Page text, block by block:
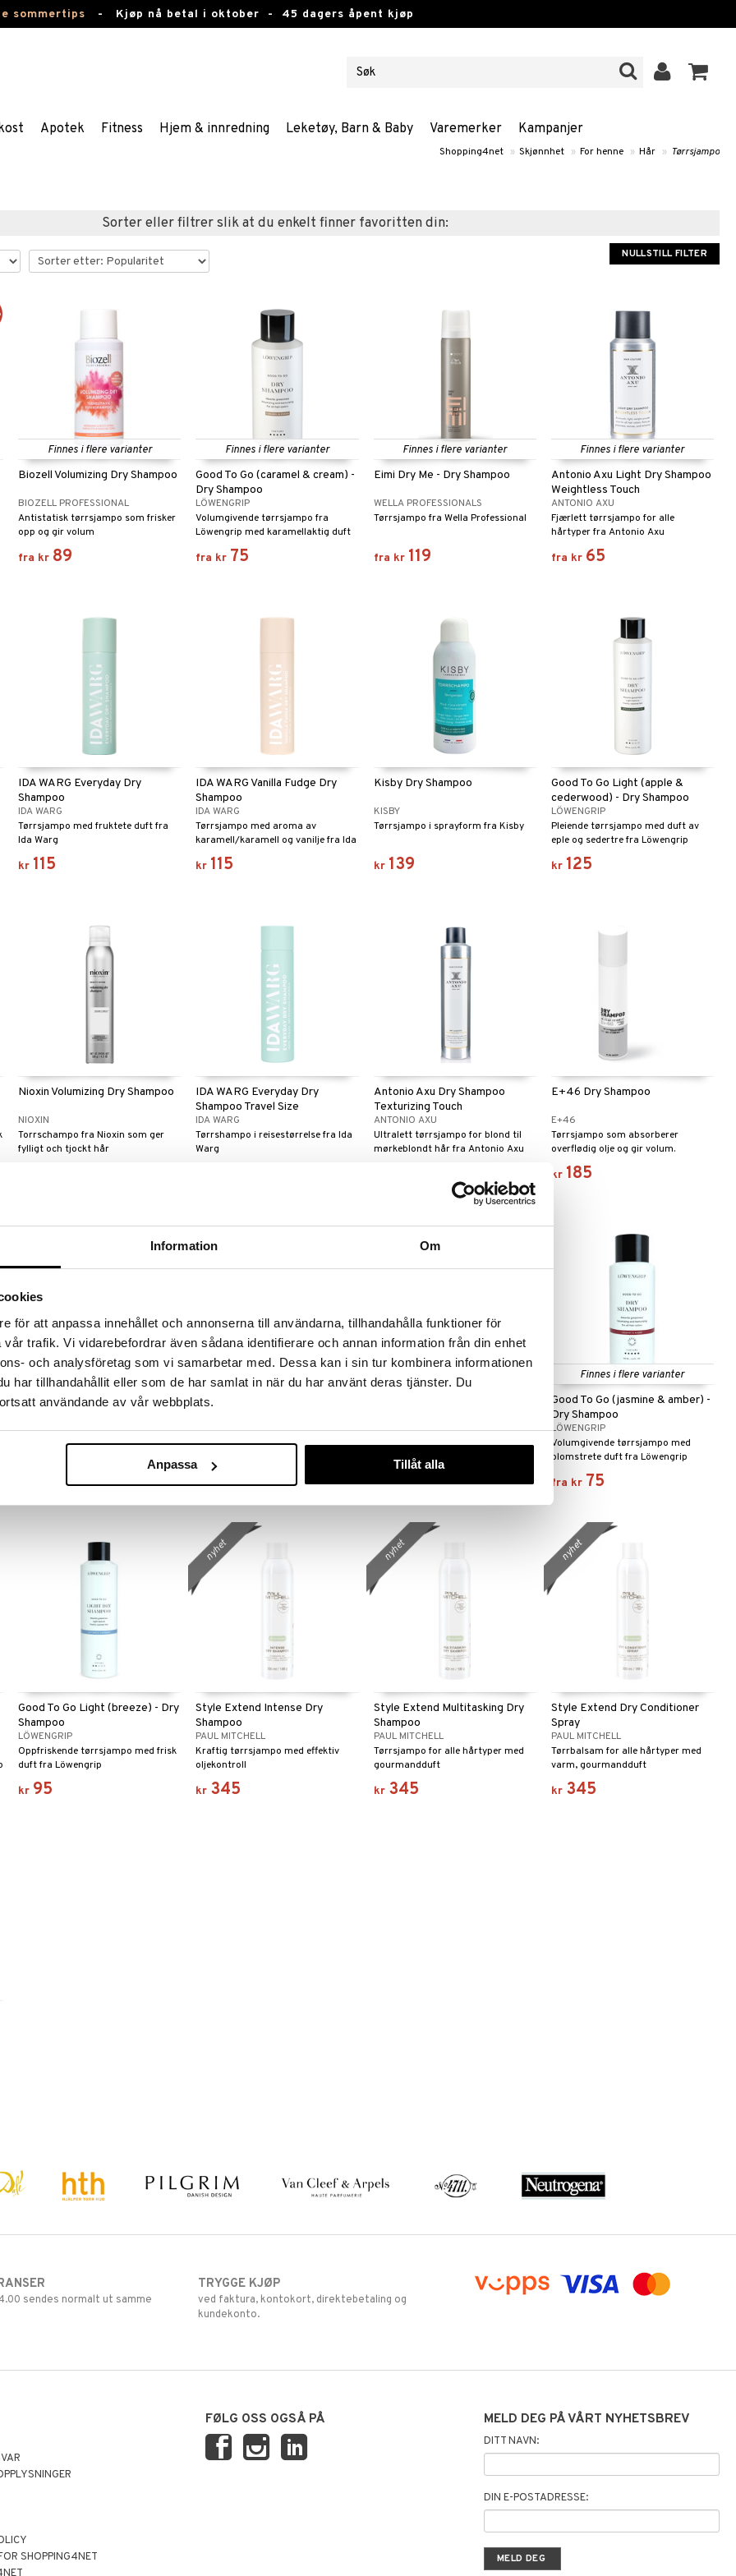
Information Om
för att anpassa innehållet och annonserna till användarna, tillhandahålla funktioner för
trafik. Vi vidarebefordrar även sådana identifierare och annan information från din enhet
och analysföretag som vi samarbetar med. Dessa kan i sin tur kombinera informationen
har tillhandahållit eller som de har samlat in när du har använt deras tjänster. Du
användande av vår webbplats.
Anpassa Tillåt alla
sommertips - Kjøp nå betal i oktober - 45 dagers åpent kjøp
Apotek Fitness Hjem & innredning Leketøy, Barn & Baby Varemerker Kampanjer
Shopping4net » Skjønnhet » For henne » Hår » Tørrsjampo
Sorter eller filtrer slik at du enkelt finner favoritten din:
NULLSTILL FILTER
Finnes i flere varianter
Biozell Volumizing Dry Shampoo
BIOZELL PROFESSIONAL
Antistatisk tørrsjampo som frisker
opp og gir volum
fra kr 89
Finnes i flere varianter
Good To Go (caramel & cream) -
Dry Shampoo
LÖWENGRIP
Volumgivende tørrsjampo fra
Löwengrip med karamellaktig duft
fra kr 75
Finnes i flere varianter
Eimi Dry Me - Dry Shampoo
WELLA PROFESSIONALS
Tørrsjampo fra Wella Professional
fra kr 119
Finnes i flere varianter
Antonio Axu Light Dry Shampoo
Weightless Touch
ANTONIO AXU
Fjærlett tørrsjampo for alle
hårtyper fra Antonio Axu
fra kr 65
IDA WARG Everyday Dry
Shampoo
IDA WARG
Tørrsjampo med fruktete duft fra
Ida Warg
kr 115
IDA WARG Vanilla Fudge Dry
Shampoo
IDA WARG
Tørrsjampo med aroma av
karamell/karamell og vanilje fra Ida
Warg
kr 115
Kisby Dry Shampoo
KISBY
Tørrsjampo i sprayform fra Kisby
kr 139
Good To Go Light (apple &
cederwood) - Dry Shampoo
LÖWENGRIP
Pleiende tørrsjampo med duft av
eple og sedertre fra Löwengrip
kr 125
Nioxin Volumizing Dry Shampoo
NIOXIN
Torrschampo fra Nioxin som ger
fylligt och tjockt hår
IDA WARG Everyday Dry
Shampoo Travel Size
IDA WARG
Tørrshampo i reisestørrelse fra Ida
Warg
Antonio Axu Dry Shampoo
Texturizing Touch
ANTONIO AXU
Ultralett tørrsjampo for blond til
mørkeblondt hår fra Antonio Axu
E+46 Dry Shampoo
E+46
Tørrsjampo som absorberer
overflødig olje og gir volum.
kr 185
IDA WARG Vanilla Fudge Dry
IDA WARG
Tørrsjampo for mørkt hår med duft
av karamell/karamell og vanilje fra
IDA WARG Luxurious Flower Dry
IDA WARG
Tørrsjampo med duft av arabisk
Warg
kr 115
J. BEVERLY HILLS
Tørrsjampo som absorberer
overflødig olje og smuss og
etterlater håret med en myk, glatt
følelse.
kr 355 (ord.kr475)
Finnes i flere varianter
Good To Go (jasmine & amber) -
Dry Shampoo
LÖWENGRIP
Volumgivende tørrsjampo med
blomstrete duft fra Löwengrip
fra kr 75
Good To Go Light (breeze) - Dry
Shampoo
LÖWENGRIP
Oppfriskende tørrsjampo med frisk
duft fra Löwengrip
kr 95
Style Extend Intense Dry
Shampoo
PAUL MITCHELL
Kraftig tørrsjampo med effektiv
oljekontroll
kr 345
nyhet
Style Extend Multitasking Dry
Shampoo
PAUL MITCHELL
Tørrsjampo for alle hårtyper med
gourmandduft
kr 345
nyhet
Style Extend Dry Conditioner
Spray
PAUL MITCHELL
Tørrbalsam for alle hårtyper med
varm, gourmandduft
kr 345
nyhet
sendes normalt ut samme
TRYGGE KJØP
ved faktura, kontokort, direktebetaling og
kundekonto.
SHOPPING4NET
FØLG OSS OGSÅ PÅ MELD DEG PÅ VÅRT NYHETSBREV
DITT NAVN:
DIN E-POSTADRESSE: